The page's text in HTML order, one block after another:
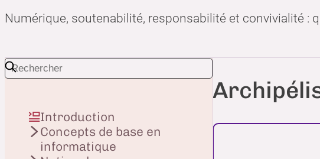
Numérique, soutenabilité, responsabilité et convivialité :
Introduction
Concepts de base en
informatique